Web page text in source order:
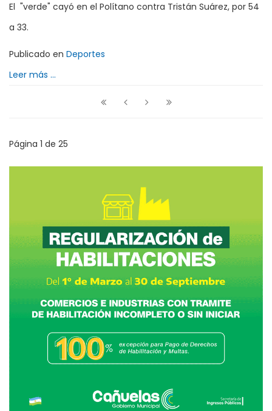
El "verde" cayó en el Polítano contra Tristán Suárez, por 54
a 33.
Publicado en Deportes
Leer más ...
Página 1 de 25